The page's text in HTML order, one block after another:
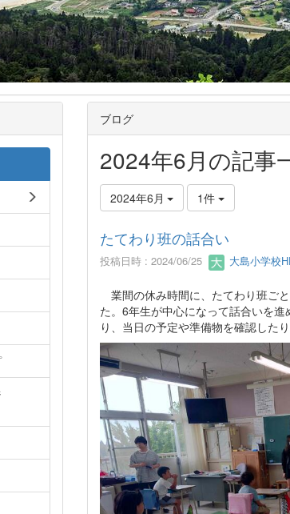
ブログ
2024年6月の記事
2024年6月 1件
たてわり班の話合い
投稿日時 : 2024/06/25 大島小学校
業間の休み時間に、たてわり班ご
た。6年生が中心になって話合いを
り、当日の予定や準備物を確認した